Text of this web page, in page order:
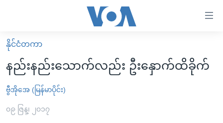
လွယ်ကူ
စေ
Link
များ
မူလစာမျက်နှာ
မြန်မာ
ကမ္ဘာ့သတင်းများ
နိုင်ငံတကာ
ဗွီဒီယို
နိုင်ငံတကာ
နည်းနည်းသောက်လည်း ဦးနှောက်ထိခိုက်
ဗွီအိုအေ (မြန်မာပိုင်း)
၀၉ ဇြန္၊ ၂၀၁၇